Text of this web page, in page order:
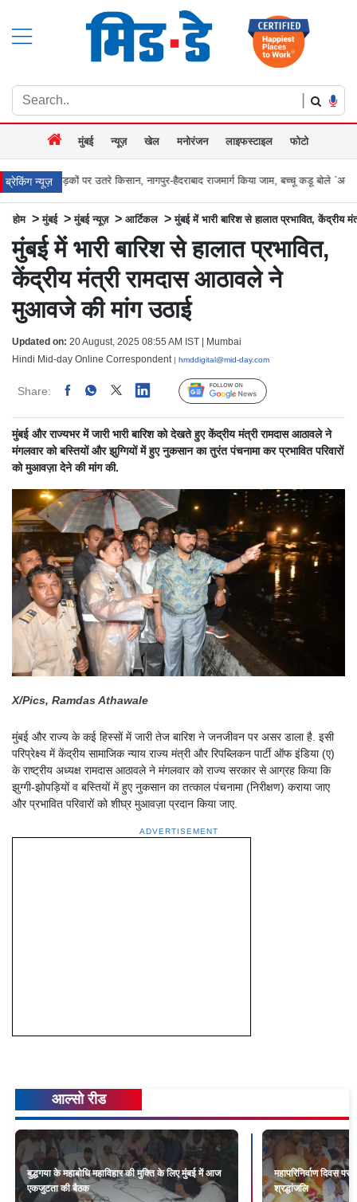
|
मुंबई न्यूज़ खेल मनोरंजन लाइफस्टाइल फोटो
ब्रेकिंग न्यूज़
किसान, नागपुर-हैदराबाद राजमार्ग किया जाम, बच्चू कडू बोले `अब आर-पार की मुंबई के
होम >मुंबई >मुंबई न्यूज़ > आर्टिकल >मुंबई में भारी बारिश से हालात प्रभावित,
मुंबई में भारी बारिश से हालात प्रभावित,
केंद्रीय मंत्री रामदास आठावले ने
मुआवजे की मांग उठाई
Updated on: 20 August, 2025 08:55 AM IST | Mumbai
Hindi Mid-day Online Correspondent | hmddigital@mid-day.com
Share: Linked Follow Us
मुंबई और राज्यभर में जारी भारी बारिश को देखते हुए केंद्रीय मंत्री रामदास आठावले ने
मंगलवार को बस्तियों और झुग्गियों में हुए नुकसान का तुरंत पंचनामा कर प्रभावित परिवारों
को मुआवज़ा देने की मांग की.
X/Pics, Ramdas Athawale
मुंबई और राज्य के कई हिस्सों में जारी तेज बारिश ने जनजीवन पर असर डाला है. इसी
परिप्रेक्ष्य में केंद्रीय सामाजिक न्याय राज्य मंत्री और रिपब्लिकन पार्टी ऑफ इंडिया (ए)
के राष्ट्रीय अध्यक्ष रामदास आठावले ने मंगलवार को राज्य सरकार से आग्रह किया कि
झुग्गी-झोपड़ियों व बस्तियों में हुए नुकसान का तत्काल पंचनामा (निरीक्षण) कराया जाए
और प्रभावित परिवारों को शीघ्र मुआवज़ा प्रदान किया जाए.
ADVERTISEMENT
आल्सो रीड
बुद्धगया के महाबोधि महाविहार की मुक्ति के लिए मुंबई में आज
एकजुटता की बैठक
महापरिनिर्वाण दिवस
श्रद्धांजलि